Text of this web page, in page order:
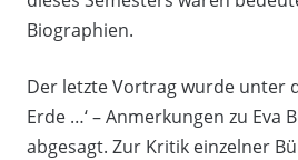
Biographien.
Der letzte Vortrag wurde unter
Erde …‘ – Anmerkungen zu
abgesagt. Zur Kritik einzelner